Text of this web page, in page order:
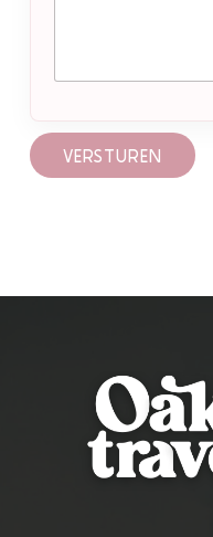
VERSTUREN